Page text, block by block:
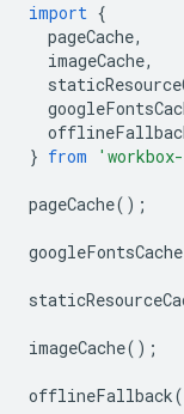
import {
pageCache,
imageCache,
} from
pageCache();
googleFontsCache
imageCache();
offlineFallback